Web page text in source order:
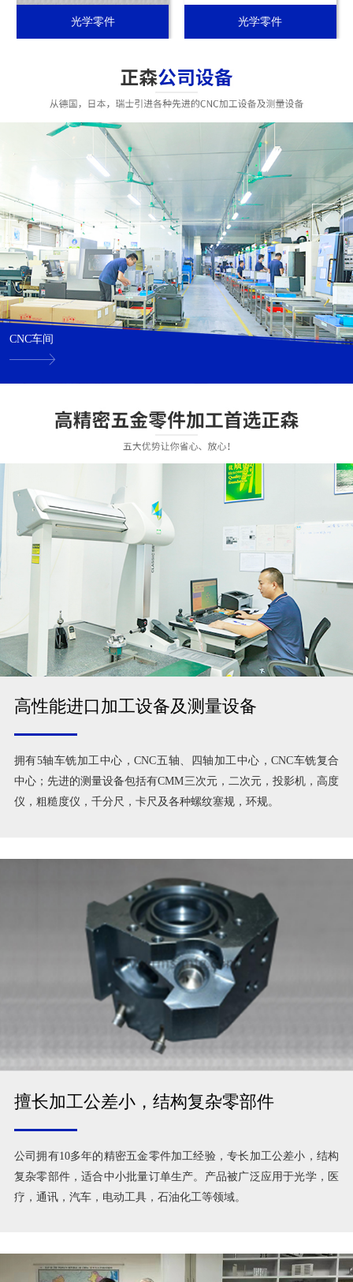
光学零件 光学零件
CNC车间
高性能进口加工设备及测量设备
拥有5轴车铣加工中心，CNC五轴、四轴加工中心，CNC车铣复合
中心；先进的测量设备包括有CMM三次元，二次元，投影机，高度
仪，粗糙度仪，千分尺，卡尺及各种螺纹塞规，环规。
擅长加工公差小，结构复杂零部件
公司拥有10多年的精密五金零件加工经验，专长加工公差小，结构
复杂零部件，适合中小批量订单生产。产品被广泛应用于光学，医
疗，通讯，汽车，电动工具，石油化工等领域。